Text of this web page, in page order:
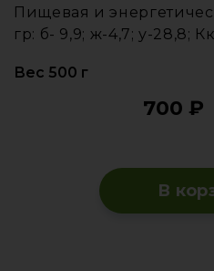
Пищевая и
гр: б- 9,9; ж-4,7; у-28,8;
Вес 500 г
700 ₽
В